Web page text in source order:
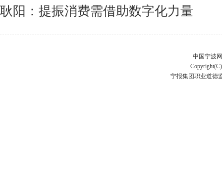
耿阳：提振消费需借助数字化力量